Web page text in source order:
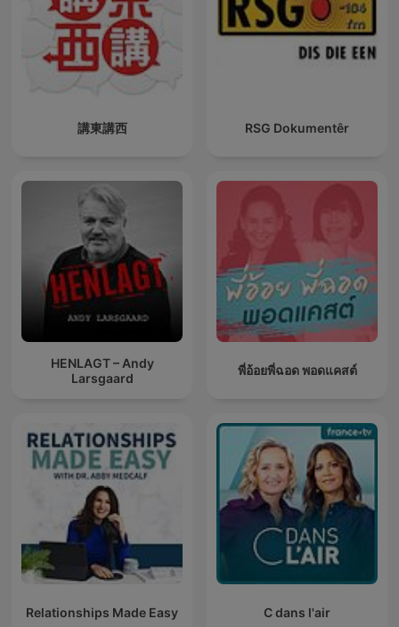
講東講西 RSG Dokumentêr
HENLAGT – Andy
Larsgaard
พี่อ้อยพี่ฉอด พอดแคสต์
Relationships Made Easy C dans l'air